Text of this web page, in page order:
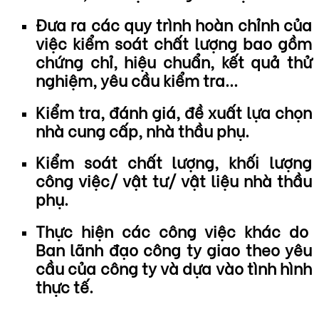
Đưa ra các quy trình hoàn chỉnh của
việc kiểm soát chất lượng bao gồm
chứng chỉ, hiệu chuẩn, kết quả thử
nghiệm, yêu cầu kiểm tra...
Kiểm tra, đánh giá, đề xuất lựa chọn
nhà cung cấp, nhà thầu phụ.
Kiểm soát chất lượng, khối lượng
công việc/ vật tư/ vật liệu nhà thầu
phụ.
Thực hiện các công việc khác do
Ban lãnh đạo công ty giao theo yêu
cầu của công ty và dựa vào tình hình
thực tế.